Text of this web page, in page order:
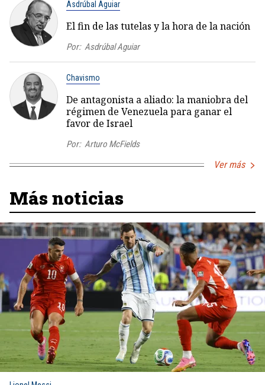
Asdrúbal Aguiar
El fin de las tutelas y la hora de la nación
Por: Asdrúbal Aguiar
Chavismo
De antagonista a aliado: la maniobra del
régimen de Venezuela para ganar el
favor de Israel
Por: Arturo McFields
Ver más
Más noticias